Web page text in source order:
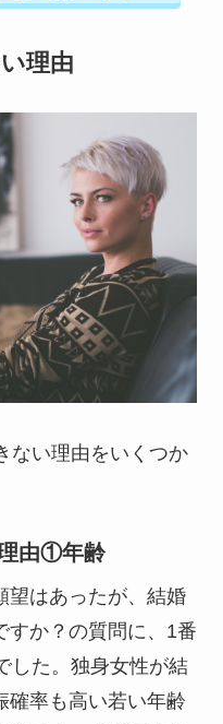
理由
ない理由をいくつか
由①年齢
望はあったが、結婚
すか？の質問に、1番
した。独身女性が結
確率も高い若い年齢